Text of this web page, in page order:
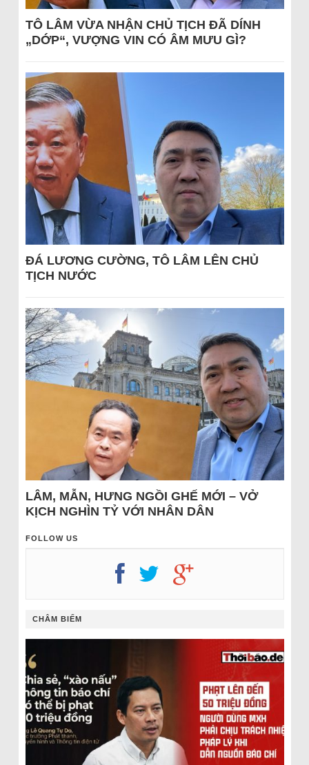
TÔ LÂM VỪA NHẬN CHỦ TỊCH ĐÃ DÍNH
„DỚP“, VƯỢNG VIN CÓ ÂM MƯU GÌ?
ĐÁ LƯƠNG CƯỜNG, TÔ LÂM LÊN CHỦ
TỊCH NƯỚC
LÂM, MẪN, HƯNG NGỒI GHẾ MỚI – VỞ
KỊCH NGHÌN TỶ VỚI NHÂN DÂN
FOLLOW US
CHÂM BIẾM